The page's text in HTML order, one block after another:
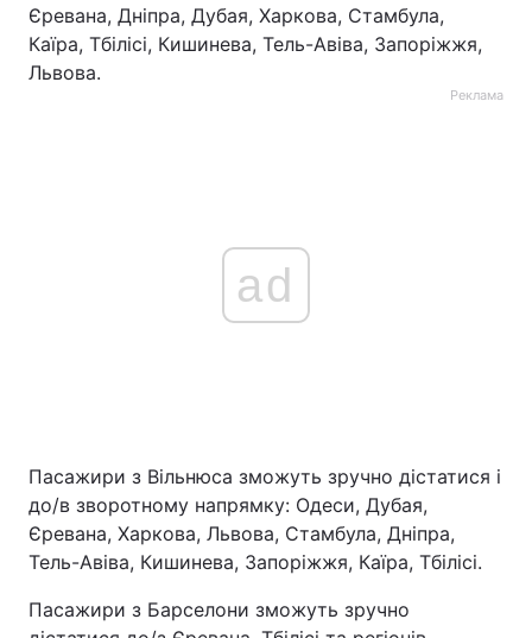
Єревана, Дніпра, Дубая, Харкова, Стамбула,
Каїра, Тбілісі, Кишинева, Тель-Авіва, Запоріжжя,
Львова.
Реклама
ad
Пасажири з Вільнюса зможуть зручно дістатися і
до/в зворотному напрямку: Одеси, Дубая,
Єревана, Харкова, Львова, Стамбула, Дніпра,
Тель-Авіва, Кишинева, Запоріжжя, Каїра, Тбілісі.
Пасажири з Барселони зможуть зручно